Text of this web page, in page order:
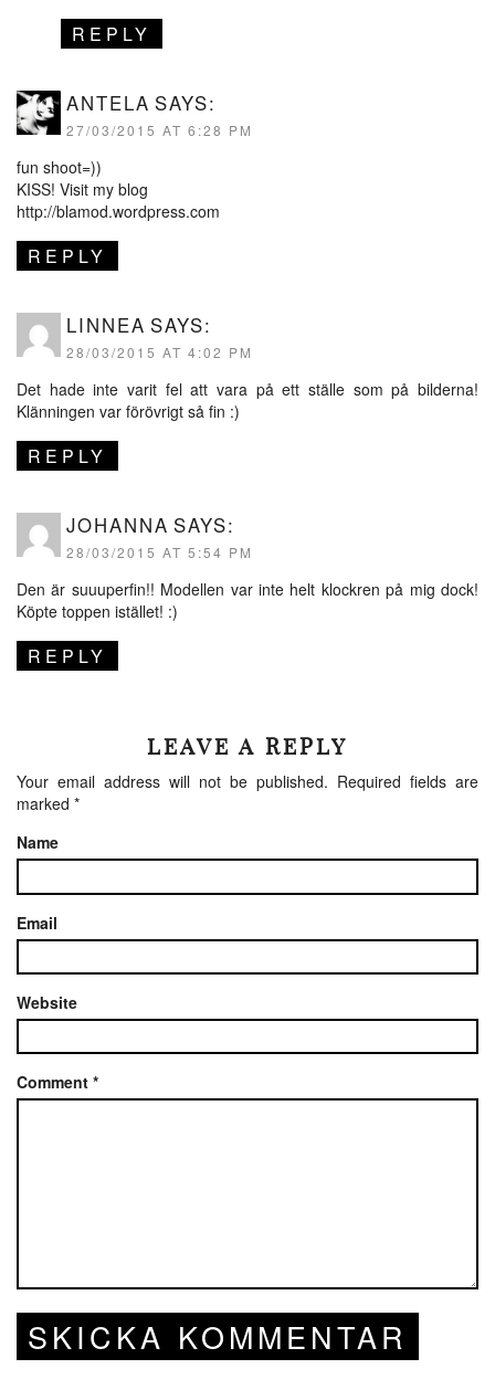
REPLY
ANTELA SAYS:
27/03/2015 AT 6:28 PM
fun shoot=))
KISS! Visit my blog
http://blamod.wordpress.com
REPLY
LINNEA SAYS:
28/03/2015 AT 4:02 PM
Det hade inte varit fel att vara på ett ställe som på bilderna!
Klänningen var förövrigt så fin :)
REPLY
JOHANNA SAYS:
28/03/2015 AT 5:54 PM
Den är suuuperfin!! Modellen var inte helt klockren på mig dock!
Köpte toppen istället! :)
REPLY
LEAVE A REPLY
Your email address will not be published. Required fields are
marked *
Name
Email
Website
Comment *
SKICKA KOMMENTAR